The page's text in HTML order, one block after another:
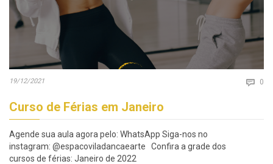
19/12/2021  0
Curso de Férias em Janeiro
Agende sua aula agora pelo: WhatsApp Siga-nos no
instagram: @espacoviladancaearte Confira a grade dos
cursos de férias: Janeiro de 2022